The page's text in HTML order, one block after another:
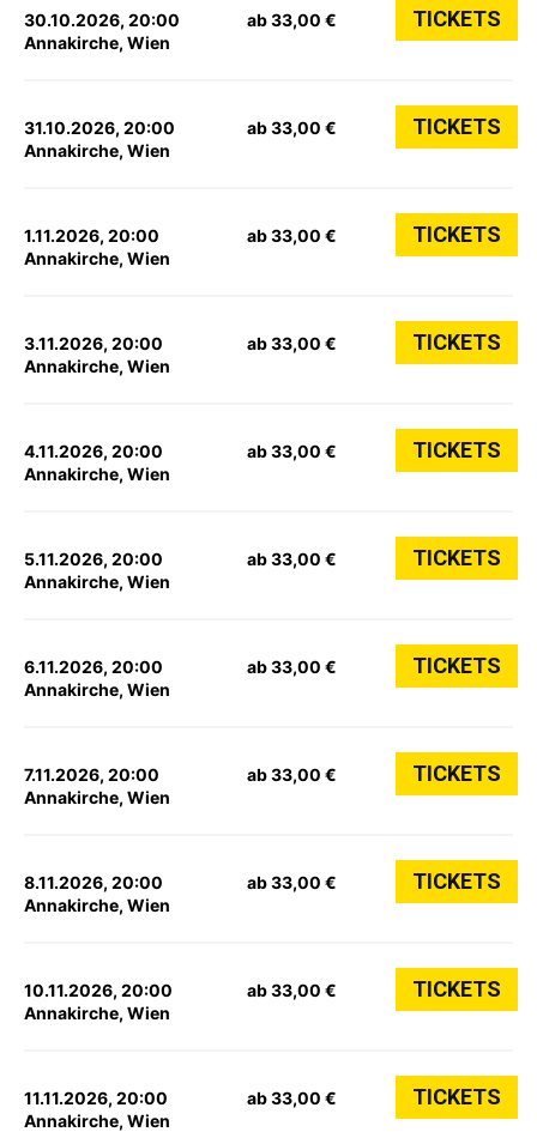
30.10.2026, 20:00
Annakirche, Wien
ab 33,00 € TICKETS
31.10.2026, 20:00
Annakirche, Wien
ab 33,00 € TICKETS
1.11.2026, 20:00
Annakirche, Wien
ab 33,00 € TICKETS
3.11.2026, 20:00
Annakirche, Wien
ab 33,00 € TICKETS
4.11.2026, 20:00
Annakirche, Wien
ab 33,00 € TICKETS
5.11.2026, 20:00
Annakirche, Wien
ab 33,00 € TICKETS
6.11.2026, 20:00
Annakirche, Wien
ab 33,00 € TICKETS
7.11.2026, 20:00
Annakirche, Wien
ab 33,00 € TICKETS
8.11.2026, 20:00
Annakirche, Wien
ab 33,00 € TICKETS
10.11.2026, 20:00
Annakirche, Wien
ab 33,00 € TICKETS
11.11.2026, 20:00
Annakirche, Wien
ab 33,00 € TICKETS